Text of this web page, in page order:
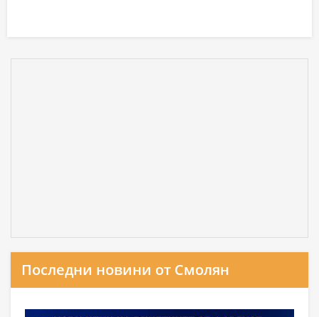
Последни новини от Смолян